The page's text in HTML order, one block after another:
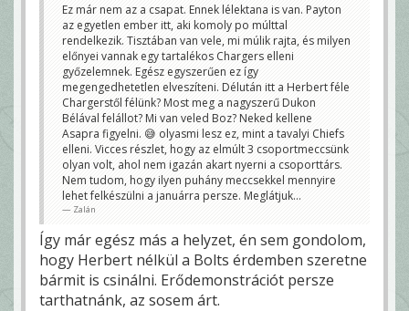
Ez már nem az a csapat. Ennek lélektana is van. Payton
az egyetlen ember itt, aki komoly po múlttal
rendelkezik. Tisztában van vele, mi múlik rajta, és milyen
előnyei vannak egy tartalékos Chargers elleni
győzelemnek. Egész egyszerűen ez így
megengedhetetlen elveszíteni. Délután itt a Herbert féle
Chargerstől félünk? Most meg a nagyszerű Dukon
Bélával felállot? Mi van veled Boz? Neked kellene
Asapra figyelni. 😅 olyasmi lesz ez, mint a tavalyi Chiefs
elleni. Vicces részlet, hogy az elmúlt 3 csoportmeccsünk
olyan volt, ahol nem igazán akart nyerni a csoporttárs.
Nem tudom, hogy ilyen puhány meccsekkel mennyire
lehet felkészülni a januárra persze. Meglátjuk...
Zalán
Így már egész más a helyzet, én sem gondolom,
hogy Herbert nélkül a Bolts érdemben szeretne
bármit is csinálni. Erődemonstrációt persze
tarthatnánk, az sosem árt.